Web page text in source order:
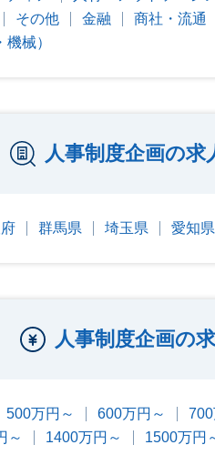
その他 金融 商社・流通
械）
人事制度企画の
群馬県 埼玉県 愛知県
人事制度企画の
500万円～ 600万円～ 700
～ 1400万円～ 1500万円